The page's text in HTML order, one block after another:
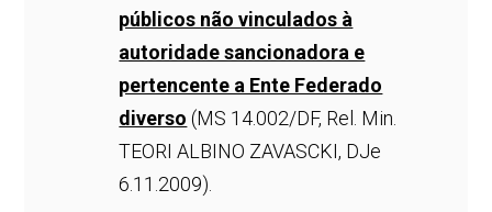
públicos não vinculados à
autoridade sancionadora e
pertencente a Ente Federado
diverso (MS 14.002/DF, Rel. Min.
TEORI ALBINO ZAVASCKI, DJe
6.11.2009).